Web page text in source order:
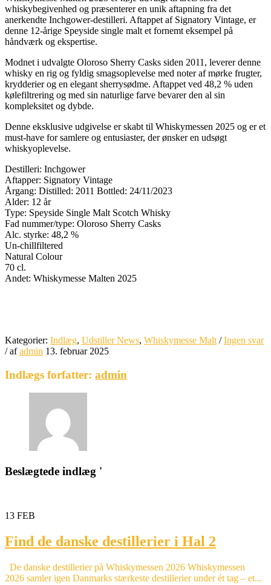
whiskybegivenhed og præsenterer en unik aftapning fra det
anerkendte Inchgower-destilleri. Aftappet af Signatory Vintage, er
denne 12-årige Speyside single malt et fornemt eksempel på
håndværk og ekspertise.
Modnet i udvalgte Oloroso Sherry Casks siden 2011, leverer denne
whisky en rig og fyldig smagsoplevelse med noter af mørke frugter,
krydderier og en elegant sherrysødme. Aftappet ved 48,2 % uden
kølefiltrering og med sin naturlige farve bevarer den al sin
kompleksitet og dybde.
Denne eksklusive udgivelse er skabt til Whiskymessen 2025 og er et
must-have for samlere og entusiaster, der ønsker en udsøgt
whiskyoplevelse.
Destilleri: Inchgower
Aftapper: Signatory Vintage
Årgang: Distilled: 2011 Bottled: 24/11/2023
Alder: 12 år
Type: Speyside Single Malt Scotch Whisky
Fad nummer/type: Oloroso Sherry Casks
Alc. styrke: 48,2 %
Un-chillfiltered
Natural Colour
70 cl.
Andet: Whiskymesse Malten 2025
Kategorier: Indlæg, Udstiller News, Whiskymesse Malt / Ingen svar
/afadmin 13. februar 2025
Indlægs forfatter: admin
Beslægtede indlæg '
13 FEB
Find de danske destillerier i Hal 2
De danske destillerier på Whiskymessen 2026 Whiskymessen
2026 samler igen Danmarks stærkeste destillerier under ét tag – et...